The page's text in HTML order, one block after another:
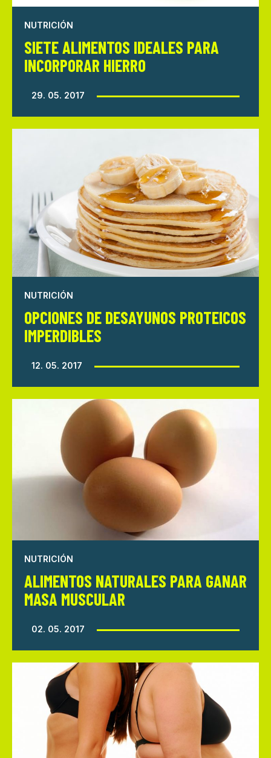
NUTRICIÓN
SIETE ALIMENTOS IDEALES PARA
INCORPORAR HIERRO
29. 05. 2017
NUTRICIÓN
OPCIONES DE DESAYUNOS PROTEICOS
IMPERDIBLES
12. 05. 2017
NUTRICIÓN
ALIMENTOS NATURALES PARA GANAR
MASA MUSCULAR
02. 05. 2017